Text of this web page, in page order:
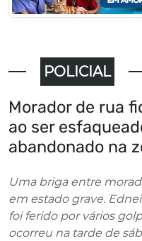
POLICIAL
Morador de rua
ao ser
abandonado na
Uma briga entre
em estado grave.
foi ferido por vários
ocorreu na tarde de